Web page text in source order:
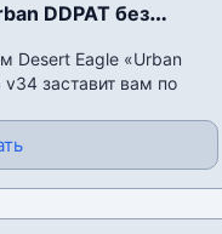
DDPAT без
Desert Eagle «Urban
v34 заставит вам по